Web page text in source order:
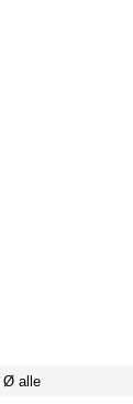
Ø alle